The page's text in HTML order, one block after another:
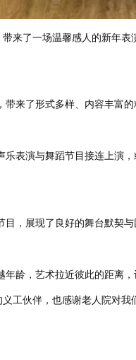
来了一场温馨感人的新年
来了形式多样、内容丰富的
表演与舞蹈节目接连上演
，展现了良好的舞台默契与
龄，艺术拉近彼此的距离，
工伙伴，也感谢老人院对我